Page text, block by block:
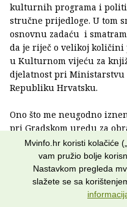
kulturnih programa i
stručne prijedloge. U tom
osnovnu zadaću i
da je riječ o velikoj
u Kulturnom vijeću za
djelatnost pri
Republiku Hrvatsku.
Ono što me neugodno
pri Gradskom uredu za
izrazito niska razina
prošli na natječaju.
(sva sreća da ih je bilo
reagirala na rezultate, a
privatnog vrijeđanja.
Mvinfo.hr koristi kolačiće
vam pružio bolje
Nastavkom pregleda
slažete se sa